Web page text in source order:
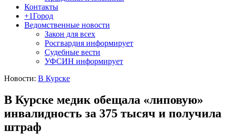
Контакты
+1Город
Ведомственные новости
Закон для всех
Росгвардия информирует
Судебные вести
УФСИН информирует
Новости: В Курске
В Курске медик обещала «липовую»
инвалидность за 375 тысяч и получила
штраф